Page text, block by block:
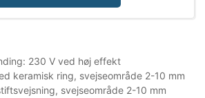
230 V ved høj effekt
keramisk ring, svejseområde 2-10 mm
svejseområde 2-10 mm